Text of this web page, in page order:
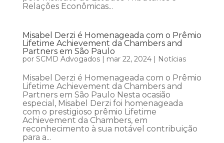
Relações Econômicas...
Misabel Derzi é Homenageada com o Prêmio
Lifetime Achievement da Chambers and
Partners em São Paulo
por SCMD Advogados| mar 22, 2024| Notícias
Misabel Derzi é Homenageada com o Prêmio
Lifetime Achievement da Chambers and
Partners em São Paulo Nesta ocasião
especial, Misabel Derzi foi homenageada
com o prestigioso prêmio Lifetime
Achievement da Chambers, em
reconhecimento à sua notável contribuição
para a...